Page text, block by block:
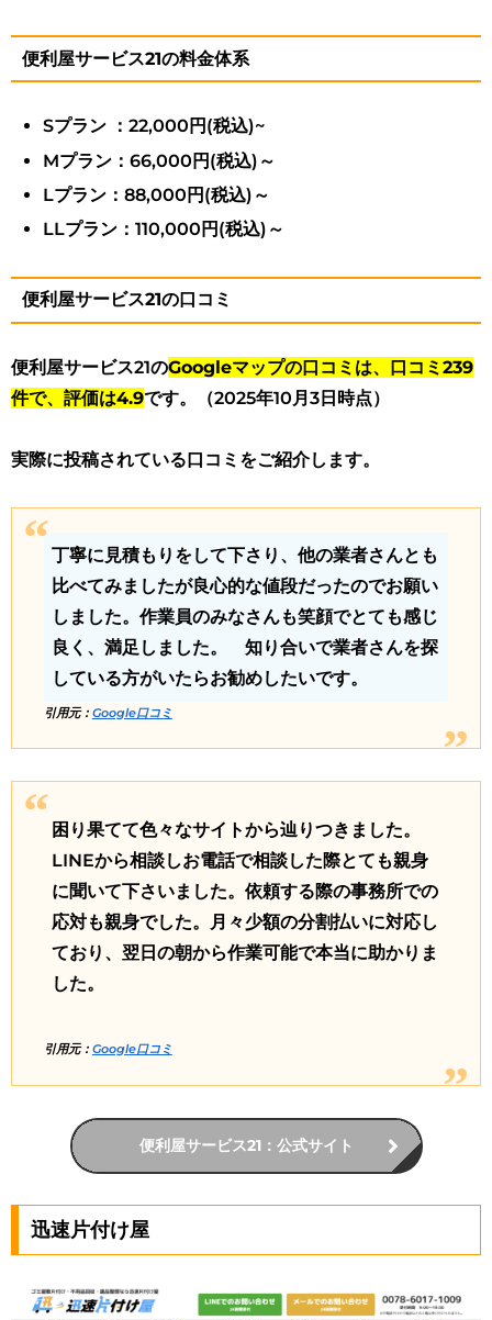
便利屋サービス21の料金体系
Sプラン ：22,000円(税込)~
Mプラン：66,000円(税込)～
Lプラン：88,000円(税込)～
LLプラン：110,000円(税込)～
便利屋サービス21の口コミ
便利屋サービス21のGoogleマップの口コミは、口コミ239
件で、評価は4.9です。（2025年10月3日時点）
実際に投稿されている口コミをご紹介します。
丁寧に見積もりをして下さり、他の業者さんとも
比べてみましたが良心的な値段だったのでお願い
しました。作業員のみなさんも笑顔でとても感じ
良く、満足しました。 知り合いで業者さんを探
している方がいたらお勧めしたいです。
引用元： Google口コミ
困り果てて色々なサイトから辿りつきました。
LINEから相談しお電話で相談した際とても親身
に聞いて下さいました。依頼する際の事務所での
応対も親身でした。月々少額の分割払いに対応し
ており、翌日の朝から作業可能で本当に助かりま
した。
引用元： Google口コミ
便利屋サービス21：公式サイト
迅速片付け屋